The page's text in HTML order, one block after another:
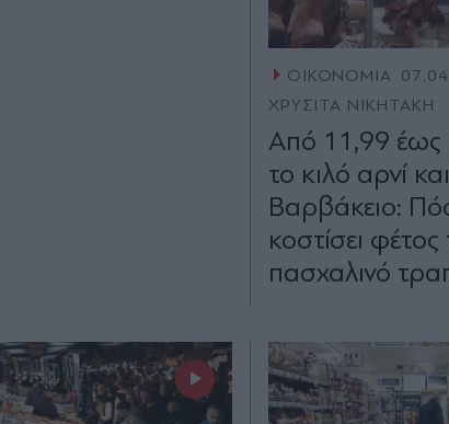
ΟΙΚΟΝΟΜΙΑ
ΧΡΥΣΙΤΑ ΝΙΚΗΤΑΚΗ
Από 11,99
το κιλό αρνί
Βαρβάκειο:
κοστίσει φέτος
πασχαλινό